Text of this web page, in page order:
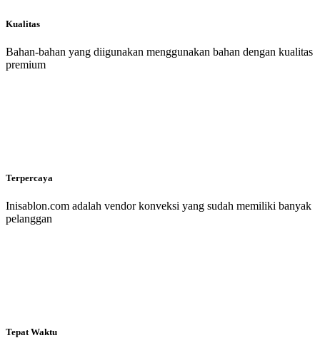
Kualitas
Bahan-bahan yang diigunakan menggunakan bahan dengan kualitas
premium
Terpercaya
Inisablon.com adalah vendor konveksi yang sudah memiliki banyak
pelanggan
Tepat Waktu